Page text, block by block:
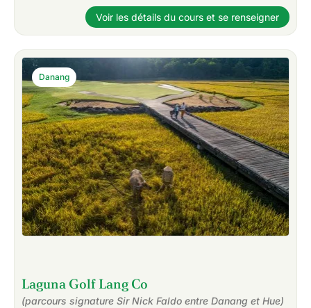
Voir les détails du cours et se renseigner
Laguna Golf Lang Co
(parcours signature Sir Nick Faldo entre Danang et Hue)
Danang